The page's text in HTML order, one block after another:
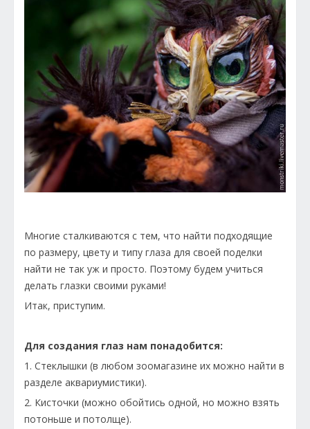
Многие сталкиваются с тем, что найти подходящие
по размеру, цвету и типу глаза для своей поделки
найти не так уж и просто. Поэтому будем учиться
делать глазки своими руками!
Итак, приступим.
Для создания глаз нам понадобится:
1. Стеклышки (в любом зоомагазине их можно найти в
разделе аквариумистики).
2. Кисточки (можно обойтись одной, но можно взять
потоньше и потолще).